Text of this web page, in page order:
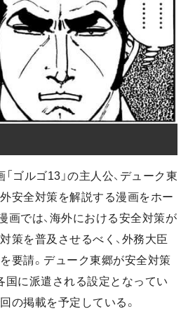
ゴルゴ13」の主人公、デューク東
安全対策を解説する漫画をホー
画では、海外における安全対策が
策を普及させるべく、外務大臣
要請。デューク東郷が安全対策
国に派遣される設定となってい
の掲載を予定している。